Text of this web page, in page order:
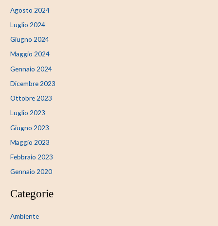
Agosto 2024
Luglio 2024
Giugno 2024
Maggio 2024
Gennaio 2024
Dicembre 2023
Ottobre 2023
Luglio 2023
Giugno 2023
Maggio 2023
Febbraio 2023
Gennaio 2020
Categorie
Ambiente